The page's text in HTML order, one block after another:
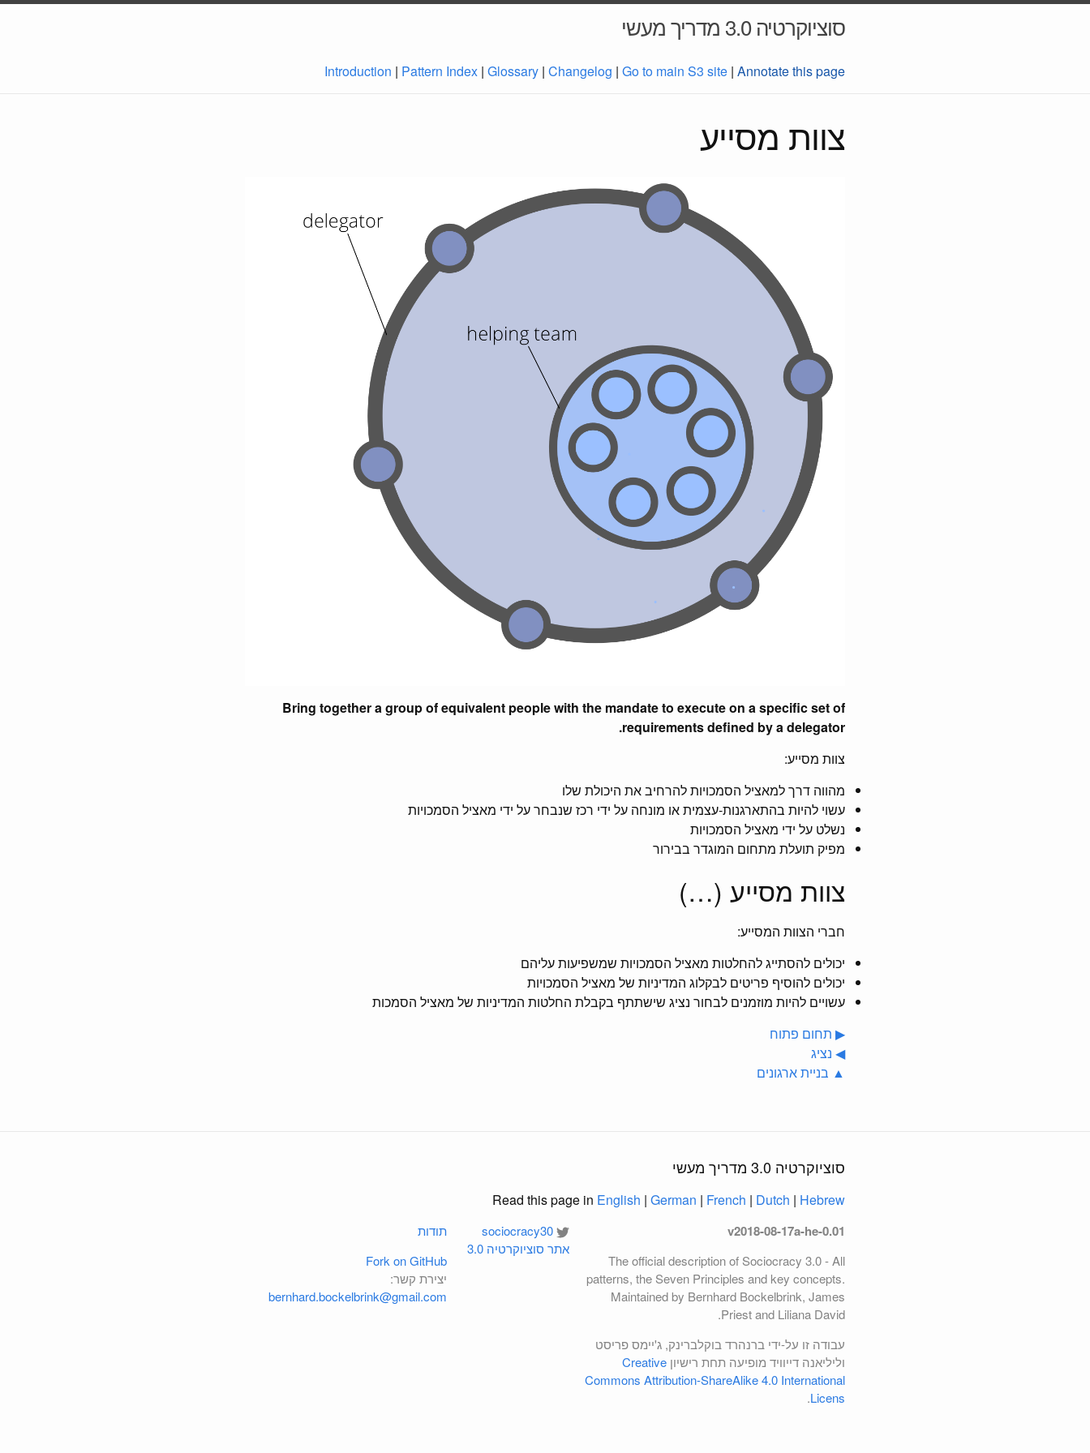
סוציוקרטיה 3.0 מדריך מעשי
Introduction | Pattern Index | Glossary | Changelog | Go to main S3 site | Annotate this page
צוות מסייע
Bring together a group of equivalent people with the mandate to execute on a specific set of
requirements defined by a delegator.
צוות מסייע:
מהווה דרך למאציל הסמכויות להרחיב את היכולת שלו
עשוי להיות בהתארגנות-עצמית או מונחה על ידי רכז שנבחר על ידי מאציל הסמכויות
נשלט על ידי מאציל הסמכויות
מפיק תועלת מתחום המוגדר בבירור
צוות מסייע (…)
חברי הצוות המסייע:
יכולים להסתייג להחלטות מאציל הסמכויות שמשפיעות עליהם
יכולים להוסיף פריטים לבקלוג המדיניות של מאציל הסמכויות
עשויים להיות מוזמנים לבחור נציג שישתתף בקבלת החלטות המדיניות של מאציל הסמכות
▶ תחום פתוח
◀ נציג
▲ בניית ארגונים
סוציוקרטיה 3.0 מדריך מעשי
Read this page in English | German | French | Dutch | Hebrew
תודות
Fork on GitHub
יצירת קשר:
bernhard.bockelbrink@gmail.com
sociocracy30
אתר סוציוקרטיה 3.0
v2018-08-17a-he-0.01
The official description of Sociocracy 3.0 - All
patterns, the Seven Principles and key concepts.
Maintained by Bernhard Bockelbrink, James
Priest and Liliana David.
עבודה זו על-ידי ברנהרד בוקלברינק, ג'יימס פריסט
וליליאנה דייוויד מופיעה תחת רישיון Creative
Commons Attribution-ShareAlike 4.0 International
Licens
.